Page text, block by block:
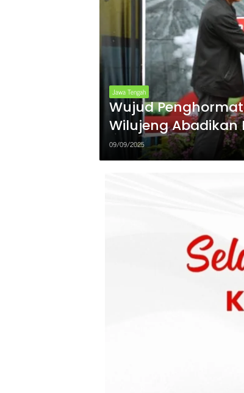
Jawa Tengah
Wujud
Wilujeng Abadikan
Jalan di TPA
09/09/2025